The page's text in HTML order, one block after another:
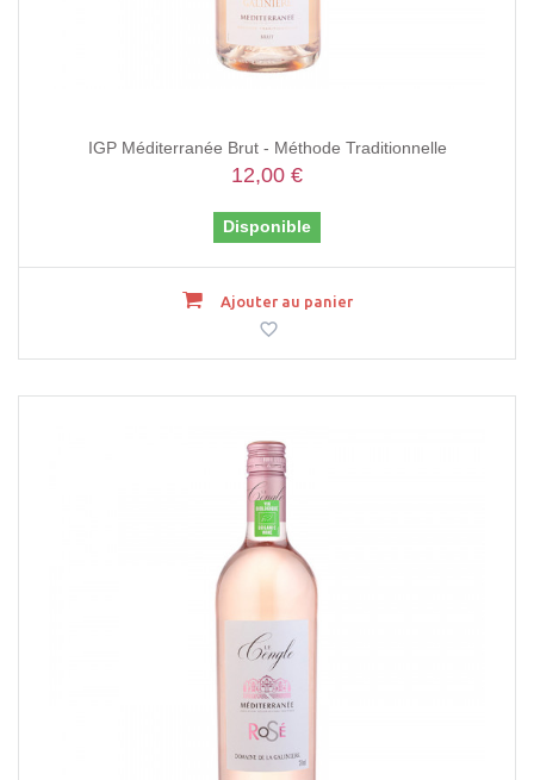
IGP Méditerranée Brut - Méthode Traditionnelle
12,00 €
Disponible
Ajouter au panier